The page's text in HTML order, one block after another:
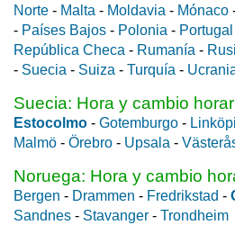
Norte - Malta - Moldavia - Mónaco
- Países Bajos - Polonia - Portugal
República Checa - Rumanía -
- Suecia - Suiza - Turquía -
Suecia: Hora y cambio
Estocolmo - Gotemburgo -
Malmö - Örebro - Upsala -
Noruega: Hora y cambio
Bergen - Drammen - Fredrikstad -
Sandnes - Stavanger - Trondheim